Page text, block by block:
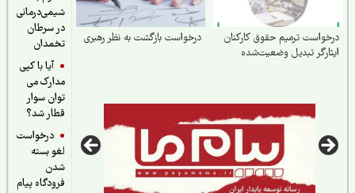
شیمی‌درمانی
در سرطان
تخمدان
آیا با کپی
مدارک می
توان سوار
قطار شد؟
درخواست
لغو بسته
فرودگاه پیام
ترمیم حقوق کارکنان
تبدیل وضعیت‌شده
درخواست بازگشت به نظر رهبری